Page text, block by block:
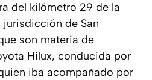
del kilómetro 29 de la
jurisdicción de San
son materia de
Hilux, conducida por
iba acompañado por